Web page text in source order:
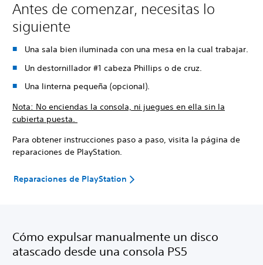
Antes de comenzar, necesitas lo
siguiente
Una sala bien iluminada con una mesa en la cual trabajar.
Un destornillador #1 cabeza Phillips o de cruz.
Una linterna pequeña (opcional).
Nota: No enciendas la consola, ni juegues en ella sin la
cubierta puesta.
Para obtener instrucciones paso a paso, visita la página de
reparaciones de PlayStation.
Reparaciones de PlayStation
Cómo expulsar manualmente un disco
atascado desde una consola PS5